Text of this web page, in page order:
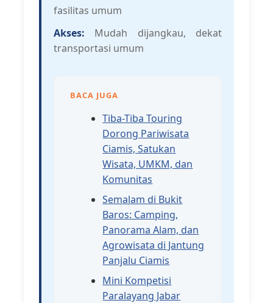
fasilitas umum
Akses: Mudah dijangkau, dekat
transportasi umum
BACA JUGA
Tiba-Tiba Touring
Dorong Pariwisata
Ciamis, Satukan
Wisata, UMKM, dan
Komunitas
Semalam di Bukit
Baros: Camping,
Panorama Alam, dan
Agrowisata di Jantung
Panjalu Ciamis
Mini Kompetisi
Paralayang Jabar